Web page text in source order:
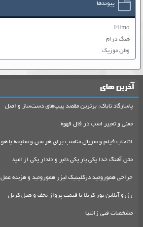
پیوندها
Filmo
هنگ درام
وطن موزیک
آخرین های
پاسارگاد تاباک: برترین مقصد پیپ‌های دست‌ساز و اصل
معنی و تعبیر اسب در فال قهوه
انتخاب فیلم و سریال مناسب برای هر سن و سلیقه با هو
متن آهنگ خدا یکی یار یکی دلبر و دلدار یکی از امید
جراحی هموروئید درکلینیک لیزر هموروئید و هزینه عمل
رزرو آنلاین تور کربلا با قیمت پرواز نجف و هتل کربل
مشخصات فنی زانتیا